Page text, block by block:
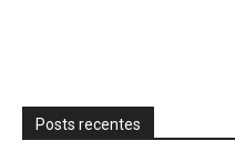
Posts recentes